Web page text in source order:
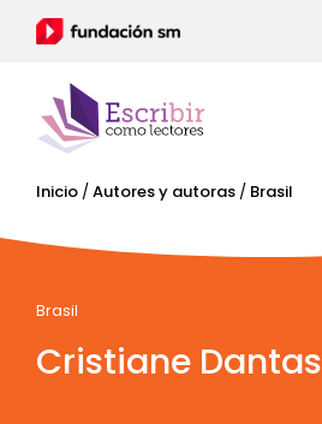
Inicio /Autores y autoras / Brasil
Brasil
Cristiane Dantas